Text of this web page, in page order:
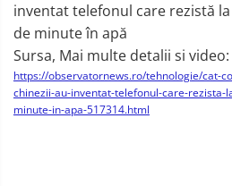
inventat telefonul care rezistă
de minute în apă
Sursa, Mai multe detalii si video:
https://observatornews.ro/tehnologie/cat-
chinezii-au-inventat-telefonul-care-rezista-
minute-in-apa-517314.html